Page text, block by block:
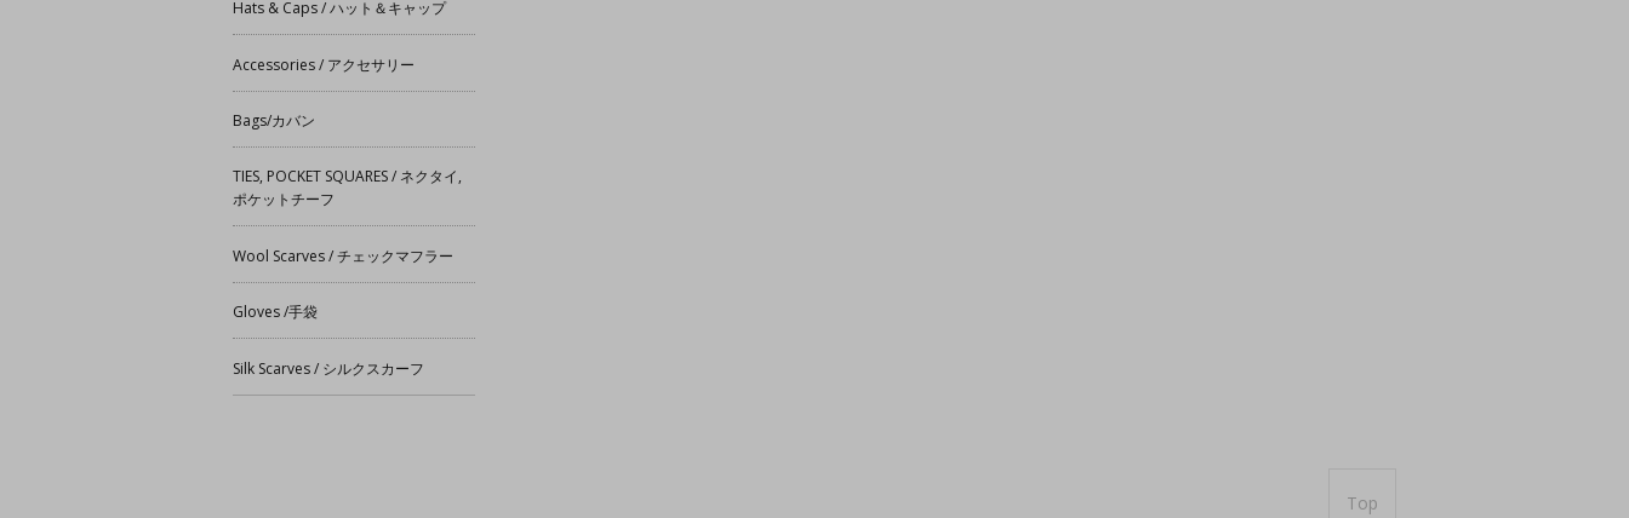
Hats & Caps / ハット＆キャップ
Accessories / アクセサリー
Bags/カバン
TIES, POCKET SQUARES / ネクタイ,
ポケットチーフ
Wool Scarves / チェックマフラー
Gloves /手袋
Silk Scarves / シルクスカーフ
Top